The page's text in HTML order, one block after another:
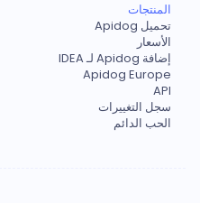
المنتجات
تحميل Apidog
الأسعار
إضافة Apidog لـ IDEA
Apidog Europe
API
سجل التغييرات
الحب الدائم